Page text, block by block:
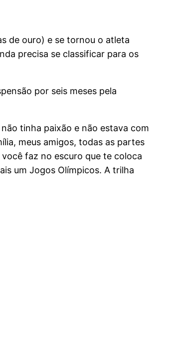
de ouro) e se tornou o atleta
precisa se classificar para os
por seis meses pela
tinha paixão e não estava com
meus amigos, todas as partes
faz no escuro que te coloca
um Jogos Olímpicos. A trilha